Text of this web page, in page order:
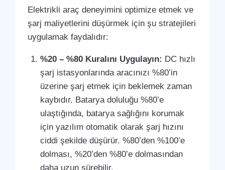
Elektrikli araç deneyimini optimize etmek ve
şarj maliyetlerini düşürmek için şu stratejileri
uygulamak faydalıdır:
%20 – %80 Kuralını Uygulayın: DC hızlı
şarj istasyonlarında aracınızı %80’in
üzerine şarj etmek için beklemek zaman
kaybıdır. Batarya doluluğu %80’e
ulaştığında, batarya sağlığını korumak
için yazılım otomatik olarak şarj hızını
ciddi şekilde düşürür. %80’den %100’e
dolması, %20’den %80’e dolmasından
daha uzun sürebilir.